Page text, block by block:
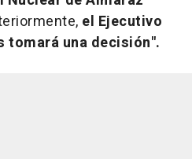
el Ejecutivo
tomará una decisión".